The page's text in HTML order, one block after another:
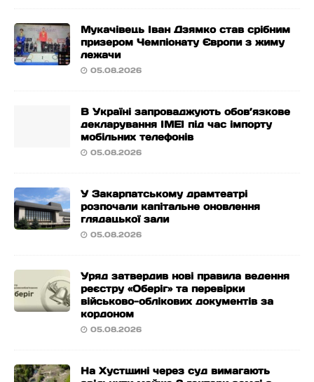
Мукачівець Іван Дзямко став срібним
призером Чемпіонату Європи з жиму
лежачи
05.08.2026
В Україні запроваджують обов’язкове
декларування IMEI під час імпорту
мобільних телефонів
05.08.2026
У Закарпатському драмтеатрі
розпочали капітальне оновлення
глядацької зали
05.08.2026
Уряд затвердив нові правила ведення
реєстру «Оберіг» та перевірки
військово-облікових документів за
кордоном
05.08.2026
На Хустщині через суд вимагають